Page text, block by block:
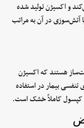
و اکسیژن تولید شده
آتش‌سوزی در آن به مراتب
هستند که اکسیژن
بیمار در استفاده
کپسول کاملاً خشک است.